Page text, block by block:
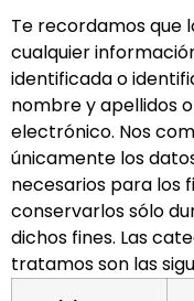
Te recordamos que
cualquier
identificada o
nombre y apellidos
electrónico. Nos
únicamente los
necesarios para los
conservarlos sólo
dichos fines. Las
tratamos son las